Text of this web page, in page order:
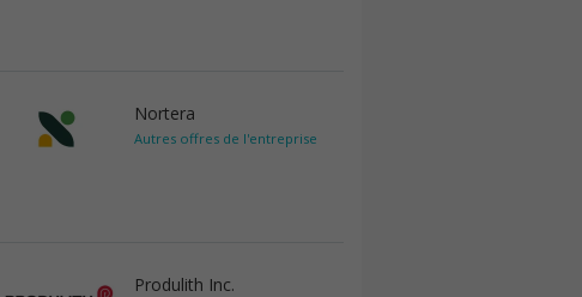
Nortera
Autres offres de l'entreprise
Produlith Inc.